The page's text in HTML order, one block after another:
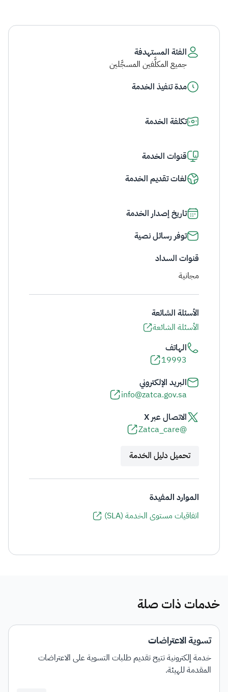
الفئة المستهدفة
جميع المكلَّفين المسجَّلين
مدة تنفيذ الخدمة
تكلفة الخدمة
قنوات الخدمة
لغات تقديم الخدمة
تاريخ إصدار الخدمة
توفر رسائل نصية
قنوات السداد
مجانية
الأسئلة الشائعة
الأسئلة الشائعة
الهاتف
19993
البريد الإلكتروني
info@zatca.gov.sa
الاتصال عبر X
@Zatca_care
تحميل دليل الخدمة
الموارد المفيدة
اتفاقيات مستوى الخدمة (SLA)
خدمات ذات صلة
تسوية الاعتراضات
خدمة إلكترونية تتيح تقديم طلبات التسوية على الاعتراضات
المقدمة للهيئة.